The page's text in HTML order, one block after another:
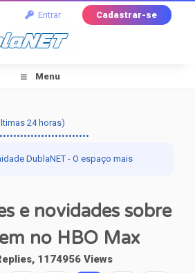
Entrar Cadastrar-se
Menu
24 horas)
DublaNET - O espaço mais
HBO Max
e novidades sobre
no HBO Max
1174956 Views